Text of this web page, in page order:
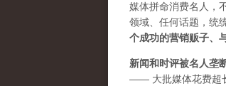
媒体拼命消费名人，
领域、任何话题，统
个成功的营销贩子、
新闻和时评被名人垄
—— 大批媒体花费超